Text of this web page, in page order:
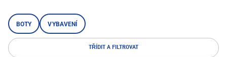
BOTY VYBAVENÍ
TŘÍDIT A FILTROVAT